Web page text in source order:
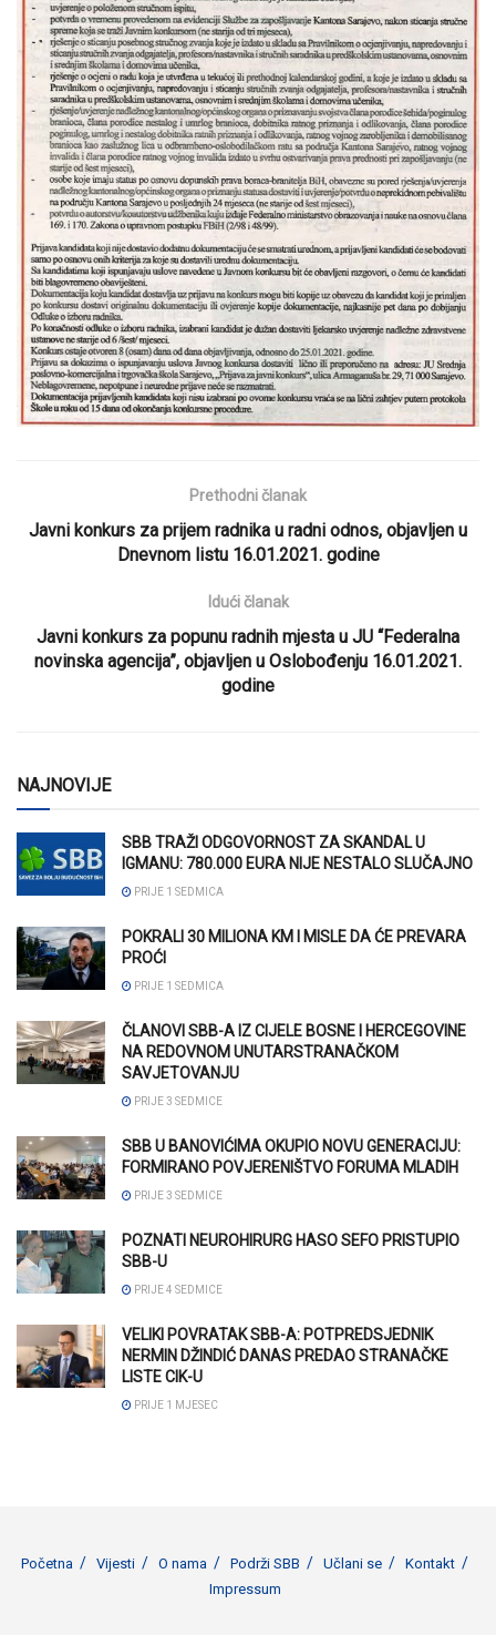
Prethodni članak
Javni konkurs za prijem radnika u radni odnos, objavljen u
Dnevnom listu 16.01.2021. godine
Idući članak
Javni konkurs za popunu radnih mjesta u JU “Federalna
novinska agencija”, objavljen u Oslobođenju 16.01.2021.
godine
NAJNOVIJE
SBB TRAŽI ODGOVORNOST ZA SKANDAL U
IGMANU: 780.000 EURA NIJE NESTALO SLUČAJNO
PRIJE 1 SEDMICA
POKRALI 30 MILIONA KM I MISLE DA ĆE PREVARA
PROĆI
PRIJE 1 SEDMICA
ČLANOVI SBB-A IZ CIJELE BOSNE I HERCEGOVINE
NA REDOVNOM UNUTARSTRANAČKOM
SAVJETOVANJU
PRIJE 3 SEDMICE
SBB U BANOVIĆIMA OKUPIO NOVU GENERACIJU:
FORMIRANO POVJERENIŠTVO FORUMA MLADIH
PRIJE 3 SEDMICE
POZNATI NEUROHIRURG HASO SEFO PRISTUPIO
SBB-U
PRIJE 4 SEDMICE
VELIKI POVRATAK SBB-A: POTPREDSJEDNIK
NERMIN DŽINDIĆ DANAS PREDAO STRANAČKE
LISTE CIK-U
PRIJE 1 MJESEC
Početna Vijesti O nama Podrži SBB Učlani se
Kontakt
Impressum